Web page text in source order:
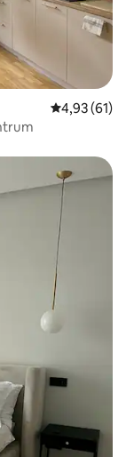
4,93 (61)